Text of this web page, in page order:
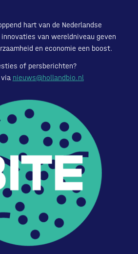
hart van de Nederlandse
van wereldniveau geven
en economie een boost.
of persberichten?
nieuws@hollandbio.nl